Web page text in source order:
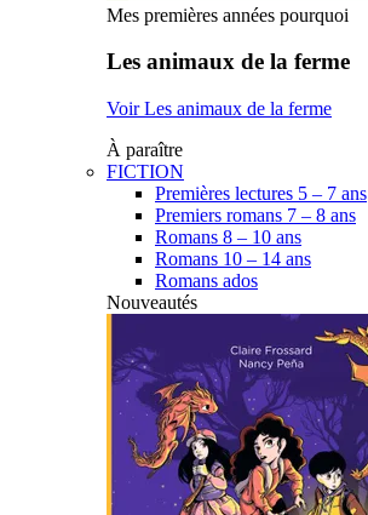
Mes premières années pourquoi
Les animaux de la ferme
Voir Les animaux de la ferme
À paraître
FICTION
Premières lectures 5 – 7 ans
Premiers romans 7 – 8 ans
Romans 8 – 10 ans
Romans 10 – 14 ans
Romans ados
Nouveautés